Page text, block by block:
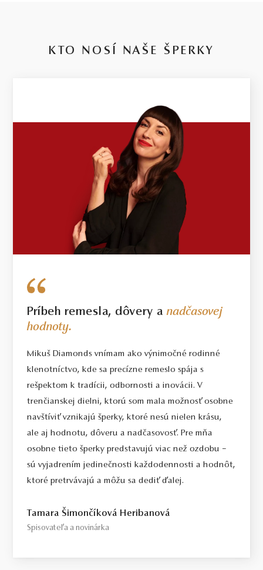
14 kt
3.37 g
VÁHA
KTO NOSÍ NAŠE ŠPERKY
Príbeh remesla, dôvery anadčasovej
hodnoty.
Mikuš Diamonds vnímam ako výnimočné rodinné
klenotníctvo, kde sa precízne remeslo spája s
rešpektom k tradícii, odbornosti a inovácii. V
trenčianskej dielni, ktorú som mala možnosť osobne
navštíviť vznikajú šperky, ktoré nesú nielen krásu,
ale aj hodnotu, dôveru a nadčasovosť. Pre mňa
osobne tieto šperky predstavujú viac než ozdobu –
sú vyjadrením jedinečnosti každodennosti a hodnôt,
ktoré pretrvávajú a môžu sa dediť ďalej.
Tamara Šimončíková Heribanová
Spisovateľa a novinárka